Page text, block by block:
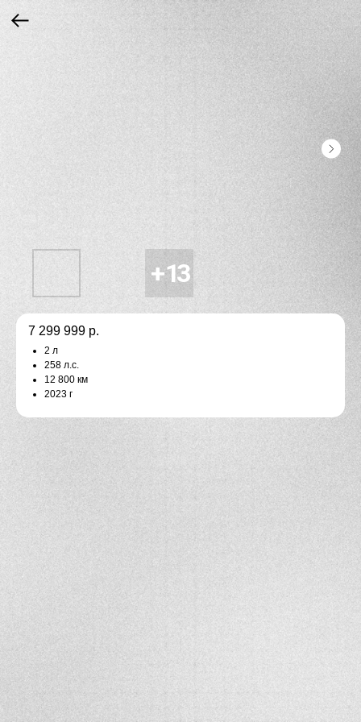
7 299 999 р.
2 л
258 л.с.
12 800 км
2023 г